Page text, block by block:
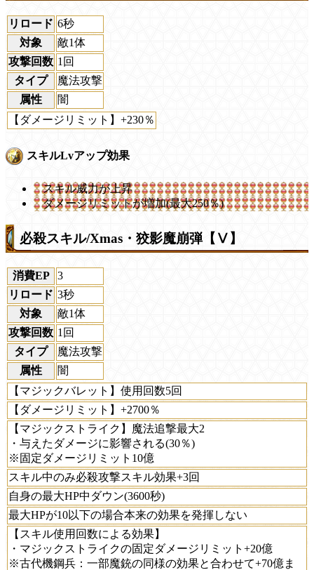
リロード 6秒
対象
敵1体
攻撃回数 1回
タイプ
魔法攻撃
属性
闇
【ダメージリミット】+230％
スキルLvアップ効果
スキル威力が上昇
ダメージリミットが増加(最大250％)
必殺スキル/Xmas・狡影魔崩弾【Ⅴ】
消費EP
3
リロード 3秒
対象
敵1体
攻撃回数 1回
タイプ
魔法攻撃
属性
闇
【マジックバレット】使用回数5回
【ダメージリミット】+2700％
【マジックストライク】魔法追撃最大2
・与えたダメージに影響される(30％)
※固定ダメージリミット10億
スキル中のみ必殺攻撃スキル効果+3回
自身の最大HP中ダウン(3600秒)
最大HPが10以下の場合本来の効果を発揮しない
【スキル使用回数による効果】
・マジックストライクの固定ダメージリミット+20億
※古代機鋼兵：一部魔銃の同様の効果と合わせて+70億ま